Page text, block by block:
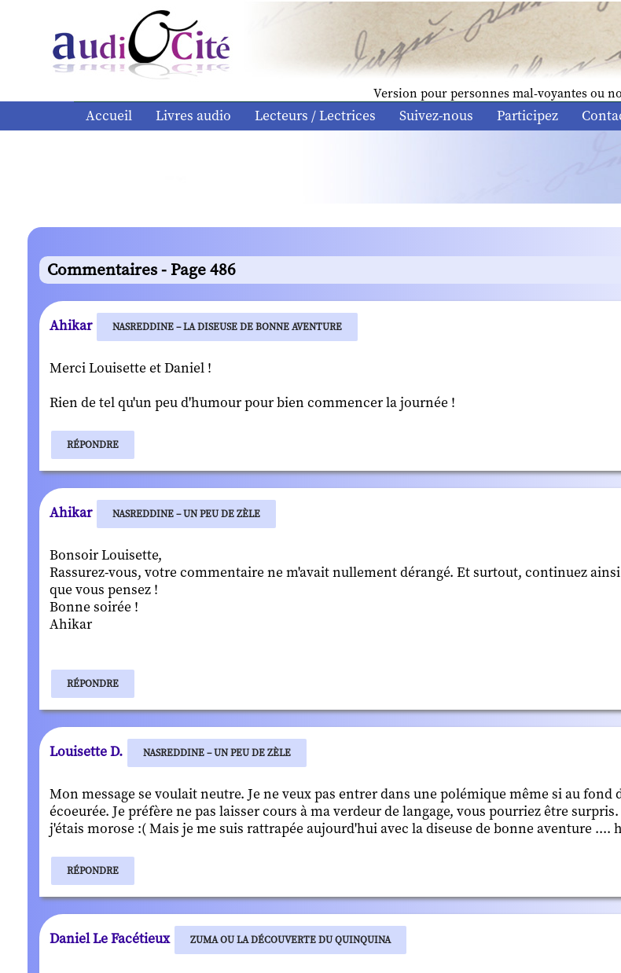
Version pour personnes mal-voyantes ou
Accueil Livres audio Lecteurs / Lectrices Suivez-nous Participez
Commentaires - Page 486
Ahikar NASREDDINE – LA DISEUSE DE BONNE AVENTURE
Merci Louisette et Daniel !
Rien de tel qu'un peu d'humour pour bien commencer la journée !
RÉPONDRE
Ahikar NASREDDINE – UN PEU DE ZÈLE
Bonsoir Louisette,
Rassurez-vous, votre commentaire ne m'avait nullement dérangé. Et surtout, continuez
que vous pensez !
Bonne soirée !
Ahikar
RÉPONDRE
Louisette D. NASREDDINE – UN PEU DE ZÈLE
Mon message se voulait neutre. Je ne veux pas entrer dans une polémique même si au fond
écoeurée. Je préfère ne pas laisser cours à ma verdeur de langage, vous pourriez être
j'étais morose :( Mais je me suis rattrapée aujourd'hui avec la diseuse de bonne aventure ....
RÉPONDRE
Daniel Le Facétieux ZUMA OU LA DÉCOUVERTE DU QUINQUINA